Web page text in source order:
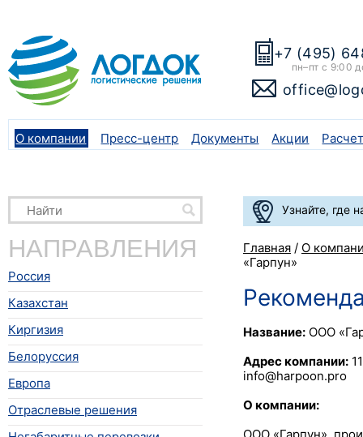
+7 (495)
пн–пт с 9:00
О компании Пресс-центр Документы Акции
НАПРАВЛЕНИЯ
Россия
Казахстан
Киргизия
Белоруссия
Европа
Отраслевые решения
Узнайте, где
Главная / О
«Гарпун»
Название: ООО
Адрес компании:
info@harpoon.pro
О компании: